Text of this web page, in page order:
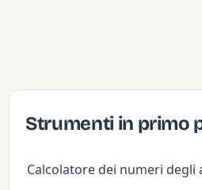
Strumenti in primo
Calcolatore dei numeri degli